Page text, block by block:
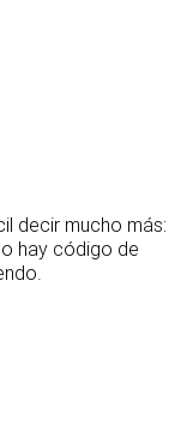
decir mucho más:
hay código de